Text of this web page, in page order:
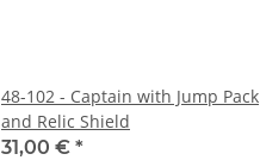
48-102 - Captain with Jump Pack
and Relic Shield
31,00 € *